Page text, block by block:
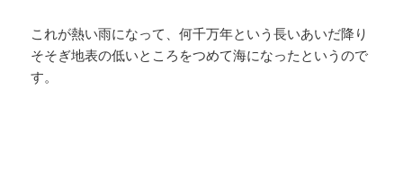
これが熱い雨になって、何千万年という長いあいだ降り
そそぎ地表の低いところをつめて海になったというので
す。